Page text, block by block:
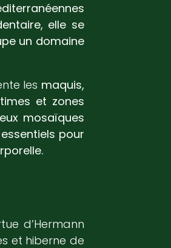
elle se
un domaine
les maquis,
et zones
mosaïques
pour
d’Hermann
et hiberne de